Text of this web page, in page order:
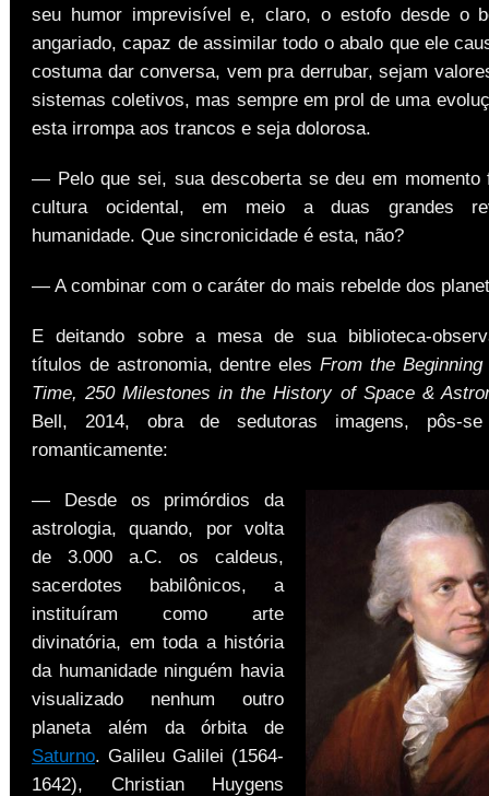
seu humor imprevisível e, claro, o estofo desde o
angariado, capaz de assimilar todo o abalo que ele
costuma dar conversa, vem pra derrubar, sejam
sistemas coletivos, mas sempre em prol de uma
esta irrompa aos trancos e seja dolorosa.
— Pelo que sei, sua descoberta se deu em momento
cultura ocidental, em meio a duas grandes
humanidade. Que sincronicidade é esta, não?
— A combinar com o caráter do mais rebelde dos
E deitando sobre a mesa de sua biblioteca-
títulos de astronomia, dentre elesFrom the
Time, 250 Milestones in the History of Space &
Bell, 2014, obra de sedutoras imagens, pôs-
romanticamente:
— Desde os primórdios da
astrologia, quando, por volta
de 3.000 a.C. os caldeus,
sacerdotes babilônicos, a
instituíram como arte
divinatória, em toda a história
da humanidade ninguém havia
visualizado nenhum outro
planeta além da órbita de
Saturno. Galileu Galilei (1564-
1642), Christian Huygens